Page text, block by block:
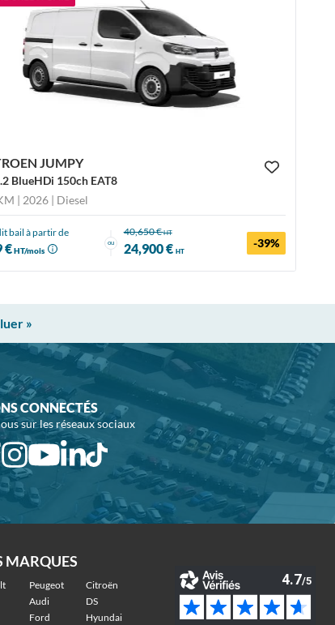
JUMPY
BlueHDi 150ch EAT8
| 2026 | Diesel
bail à partir de
€HT/mois
ou
40,650 €HT
24,900 € HT
-39%
»
CONNECTÉS
sur les réseaux sociaux
MARQUES
Peugeot
Citroën
Audi
DS
Ford Hyundai